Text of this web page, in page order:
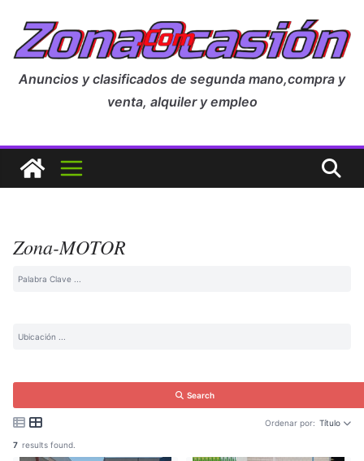
Anuncios y clasificados de segunda mano,compra y
venta, alquiler y empleo
Zona-MOTOR
Search
Ordenar por: Título
7 results found.